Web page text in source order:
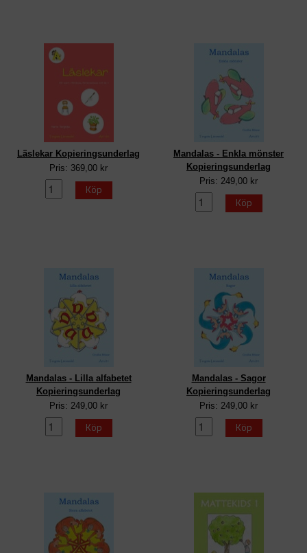
Läslekar Kopieringsunderlag
Pris: 369,00 kr
Köp
Mandalas - Enkla mönster
Kopieringsunderlag
Pris: 249,00 kr
Köp
Mandalas - Lilla alfabetet
Kopieringsunderlag
Pris: 249,00 kr
Köp
Mandalas - Sagor
Kopieringsunderlag
Pris: 249,00 kr
Köp